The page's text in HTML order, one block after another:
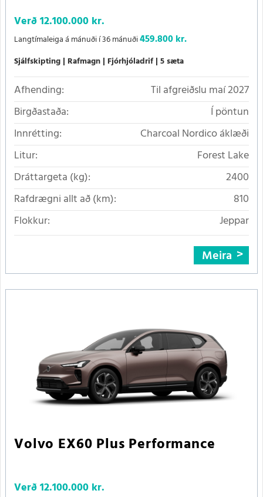
Verð12.100.000 kr.
Langtímaleiga á mánuði í 36 mánuði459.800 kr.
Sjálfskipting Rafmagn Fjórhjóladrif 5 sæta
Afhending:
Til afgreiðslu maí 2027
Birgðastaða:
Í pöntun
Innrétting:
Charcoal Nordico áklæði
Litur:
Forest Lake
Dráttargeta (kg):
2400
Rafdrægni allt að (km):
810
Flokkur:
Jeppar
Meira
Volvo EX60 Plus Performance
Verð12.100.000 kr.